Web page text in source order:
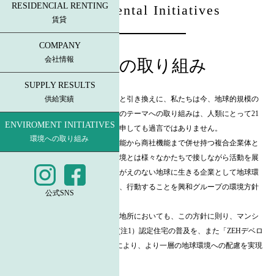
RESIDENCIAL RENTING
賃貸
COMPANY
会社情報
SUPPLY RESULTS
供給実績
ENVIROMENT INITIATIVES
環境への取り組み
公式SNS
Environmental Initiatives
環境への取り組み
産業社会のめまぐるしい拡大発展と引き換えに、私たちは今、地球的規模の
環境問題に直面しています。環境のテーマへの取り組みは、人類にとって21
世紀における最重要課題の一つと申しても過言ではありません。
私ども興和グループはメーカー機能から商社機能まで併せ持つ複合企業体と
して国内外拠点と市場を持ち、環境とは様々なかたちで接しながら活動を展
開しています。それゆえに、かけがえのない地球に生きる企業として地球環
境のために何ができるか常に考え、行動することを興和グループの環境方針
住宅分譲事業を展開している興和地所においても、この方針に則り、マンシ
ョン事業では「ZEH-M Oriented」(注1）認定住宅の普及を、また「ZEHデベロ
ッパー」（注2）に登録することにより、より一層の地球環境への配慮を実現